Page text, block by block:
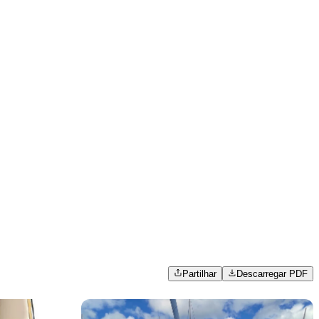
Partilhar Descarregar PDF